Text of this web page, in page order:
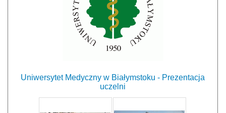
Uniwersytet Medyczny w Białymstoku - Prezentacja
uczelni